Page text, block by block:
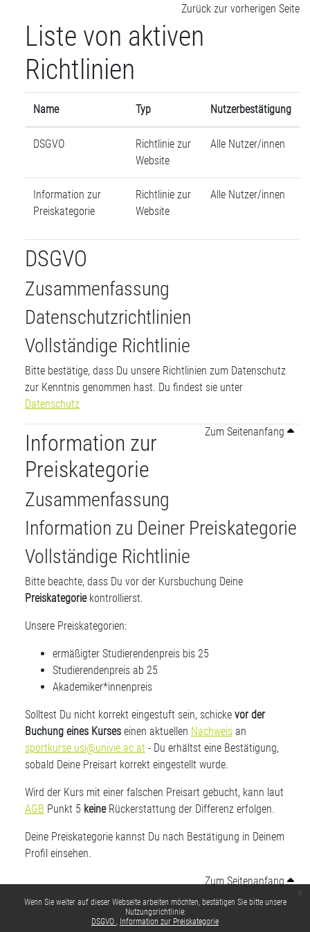
Wenn Sie weiter auf dieser Webseite arbeiten möchten, bestätigen Sie bitte unsere
Nutzungsrichtlinie:
DSGVO
Information zur Preiskategorie
Zurück zur vorherigen Seite
Liste von aktiven
Richtlinien
Name Typ Nutzerbestätigung
DSGVO
Richtlinie zur
Website
Alle Nutzer/innen
Information zur
Preiskategorie
Richtlinie zur
Website
Alle Nutzer/innen
DSGVO
Zusammenfassung
Datenschutzrichtlinien
Vollständige Richtlinie
Bitte bestätige, dass Du unsere Richtlinien zum Datenschutz
zur Kenntnis genommen hast. Du findest sie unter
Datenschutz
Zum Seitenanfang
Information zur
Preiskategorie
Zusammenfassung
Information zu Deiner Preiskategorie
Vollständige Richtlinie
Bitte beachte, dass Du vor der Kursbuchung Deine
Preiskategoriekontrollierst.
Unsere Preiskategorien:
ermäßigter Studierendenpreis bis 25
Studierendenpreis ab 25
Akademiker*innenpreis
Solltest Du nicht korrekt eingestuft sein, schicke vor der
Buchung eines Kurses einen aktuellen Nachweisan
sportkurse.usi@univie.ac.at - Du erhältst eine Bestätigung,
sobald Deine Preisart korrekt eingestellt wurde.
Wird der Kurs mit einer falschen Preisart gebucht, kann laut
AGB Punkt 5 keine Rückerstattung der Differenz erfolgen.
Deine Preiskategorie kannst Du nach Bestätigung in Deinem
Profil einsehen.
Zum Seitenanfang